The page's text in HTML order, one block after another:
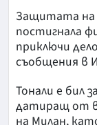
Защитата на
постигнала
приключи
съобщения в
Тонали е бил
датиращ от
на Милан,